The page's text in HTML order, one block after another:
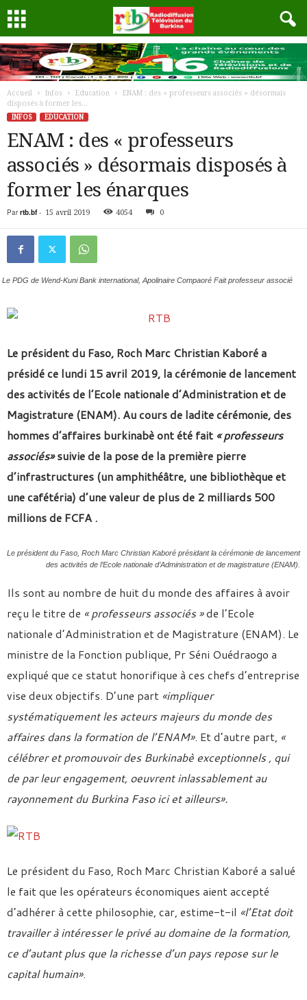
Accueil Infos Education
ENAM : des « professeurs associés » désormais
disposés à former les...
INFOS
EDUCATION
ENAM : des « professeurs
associés » désormais disposés à
former les énarques
Par rtb.bf- 15 avril 2019 4054 0
Le PDG de Wend-Kuni Bank international, Apolinaire Compaoré Fait professeur associé
Le président du Faso, Roch Marc Christian Kaboré a
présidé ce lundi 15 avril 2019, la cérémonie de lancement
des activités de l’Ecole nationale d’Administration et de
Magistrature (ENAM). Au cours de ladite cérémonie, des
hommes d’affaires burkinabè ont été fait « professeurs
associés»suivie de la pose de la première pierre
d’infrastructures (un amphithéâtre, une bibliothèque et
une cafétéria) d’une valeur de plus de 2 milliards 500
millions de FCFA .
Le président du Faso, Roch Marc Christian Kaboré présidant la cérémonie de lancement
des activités de l’Ecole nationale d’Administration et de magistrature (ENAM).
Ils sont au nombre de huit du monde des affaires à avoir
reçu le titre de « professeurs associés »de l’Ecole
nationale d’Administration et de Magistrature (ENAM). Le
ministre de la Fonction publique, Pr Séni Ouédraogo a
expliqué que ce statut honorifique à ces chefs d’entreprise
vise deux objectifs. D’une part «impliquer
systématiquement les acteurs majeurs du monde des
affaires dans la formation de l’ENAM». Et d’autre part, «
célébrer et promouvoir des Burkinabè exceptionnels , qui
de par leur engagement, oeuvrent inlassablement au
rayonnement du Burkina Faso ici et ailleurs».
Le président du Faso, Roch Marc Christian Kaboré a salué
le fait que les opérateurs économiques aient accepté
d’adhérer à cette philosophie, car, estime-t-il «l’Etat doit
travailler à intéresser le privé au domaine de la formation,
ce d’autant plus que la richesse d’un pays repose sur le
capital humain».